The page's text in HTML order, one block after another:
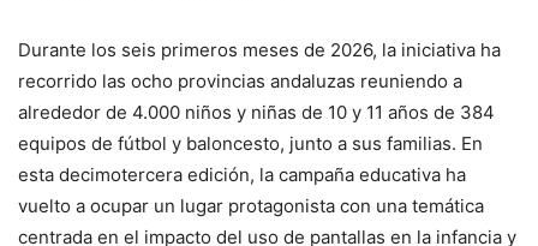
Durante los seis primeros meses de 2026, la iniciativa ha
recorrido las ocho provincias andaluzas reuniendo a
alrededor de 4.000 niños y niñas de 10 y 11 años de 384
equipos de fútbol y baloncesto, junto a sus familias. En
esta decimotercera edición, la campaña educativa ha
vuelto a ocupar un lugar protagonista con una temática
centrada en el impacto del uso de pantallas en la infancia y